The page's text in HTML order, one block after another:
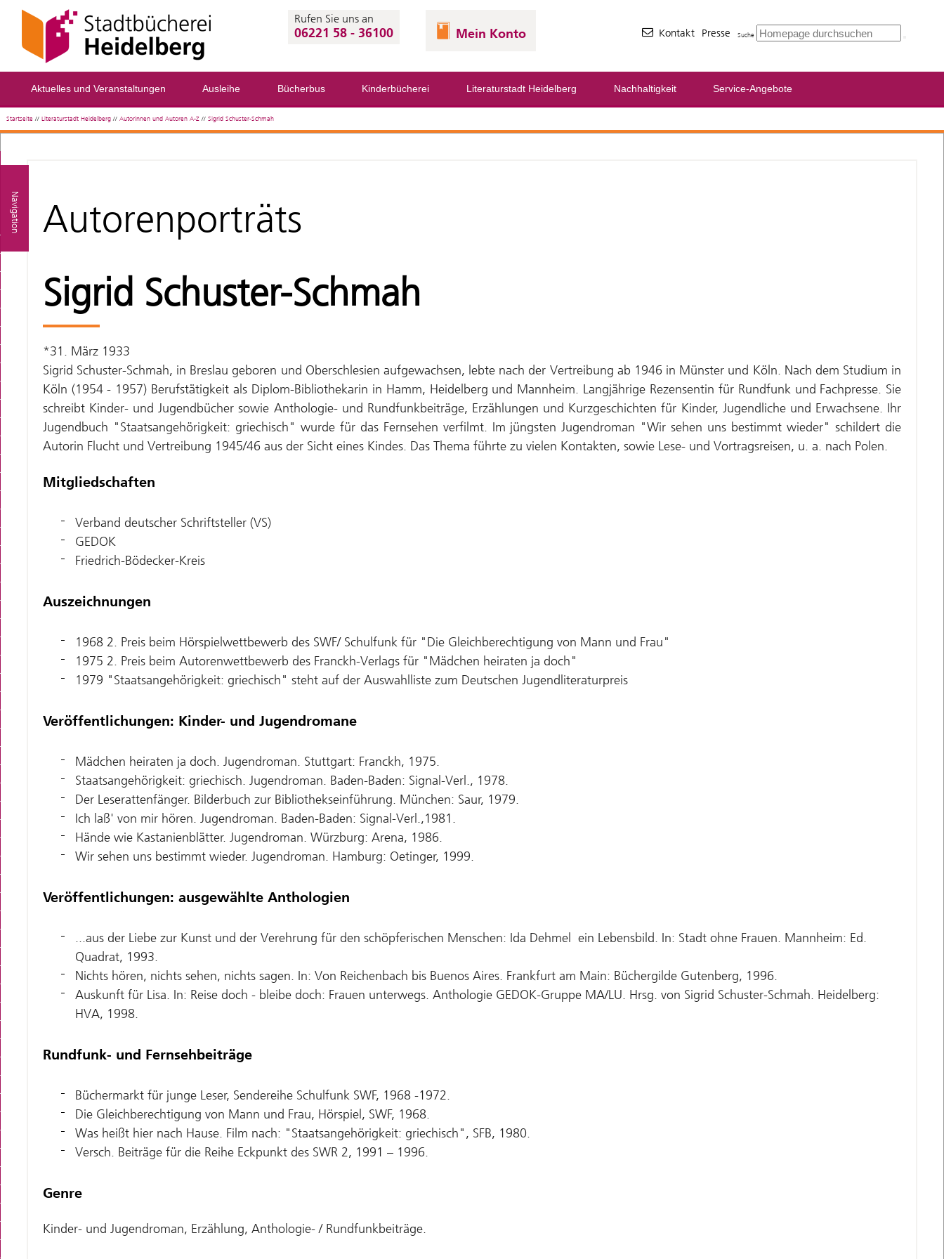
Rufen Sie uns an
06221 58 - 36100 Mein Konto Kontakt Presse Suche
Aktuelles und Veranstaltungen Ausleihe Bücherbus Kinderbücherei Literaturstadt Heidelberg Nachhaltigkeit Service-Angebote
Startseite //Literaturstadt Heidelberg //Autorinnen und Autoren A-Z //Sigrid Schuster-Schmah
Navigation Autorenporträts
Sigrid Schuster-Schmah
*31. März 1933
Sigrid Schuster-Schmah, in Breslau geboren und Oberschlesien aufgewachsen, lebte nach der Vertreibung ab 1946 in Münster und Köln. Nach dem Studium in
Köln (1954 - 1957) Berufstätigkeit als Diplom-Bibliothekarin in Hamm, Heidelberg und Mannheim. Langjährige Rezensentin für Rundfunk und Fachpresse. Sie
schreibt Kinder- und Jugendbücher sowie Anthologie- und Rundfunkbeiträge, Erzählungen und Kurzgeschichten für Kinder, Jugendliche und Erwachsene. Ihr
Jugendbuch "Staatsangehörigkeit: griechisch" wurde für das Fernsehen verfilmt. Im jüngsten Jugendroman "Wir sehen uns bestimmt wieder" schildert die
Autorin Flucht und Vertreibung 1945/46 aus der Sicht eines Kindes. Das Thema führte zu vielen Kontakten, sowie Lese- und Vortragsreisen, u. a. nach Polen.
Mitgliedschaften
Verband deutscher Schriftsteller (VS)
GEDOK
Friedrich-Bödecker-Kreis
Auszeichnungen
1968 2. Preis beim Hörspielwettbewerb des SWF/ Schulfunk für "Die Gleichberechtigung von Mann und Frau"
1975 2. Preis beim Autorenwettbewerb des Franckh-Verlags für "Mädchen heiraten ja doch"
1979 "Staatsangehörigkeit: griechisch" steht auf der Auswahlliste zum Deutschen Jugendliteraturpreis
Veröffentlichungen: Kinder- und Jugendromane
Mädchen heiraten ja doch. Jugendroman. Stuttgart: Franckh, 1975.
Staatsangehörigkeit: griechisch. Jugendroman. Baden-Baden: Signal-Verl., 1978.
Der Leserattenfänger. Bilderbuch zur Bibliothekseinführung. München: Saur, 1979.
Ich laß' von mir hören. Jugendroman. Baden-Baden: Signal-Verl.,1981.
Hände wie Kastanienblätter. Jugendroman. Würzburg: Arena, 1986.
Wir sehen uns bestimmt wieder. Jugendroman. Hamburg: Oetinger, 1999.
Veröffentlichungen: ausgewählte Anthologien
...aus der Liebe zur Kunst und der Verehrung für den schöpferischen Menschen: Ida Dehmel ­ ein Lebensbild. In: Stadt ohne Frauen. Mannheim: Ed.
Quadrat, 1993.
Nichts hören, nichts sehen, nichts sagen. In: Von Reichenbach bis Buenos Aires. Frankfurt am Main: Büchergilde Gutenberg, 1996.
Auskunft für Lisa. In: Reise doch - bleibe doch: Frauen unterwegs. Anthologie GEDOK-Gruppe MA/LU. Hrsg. von Sigrid Schuster-Schmah. Heidelberg:
HVA, 1998.
Rundfunk- und Fernsehbeiträge
Büchermarkt für junge Leser, Sendereihe Schulfunk SWF, 1968 -1972.
Die Gleichberechtigung von Mann und Frau, Hörspiel, SWF, 1968.
Was heißt hier nach Hause. Film nach: "Staatsangehörigkeit: griechisch", SFB, 1980.
Versch. Beiträge für die Reihe Eckpunkt des SWR 2, 1991 – 1996.
Genre
Kinder- und Jugendroman, Erzählung, Anthologie- / Rundfunkbeiträge.